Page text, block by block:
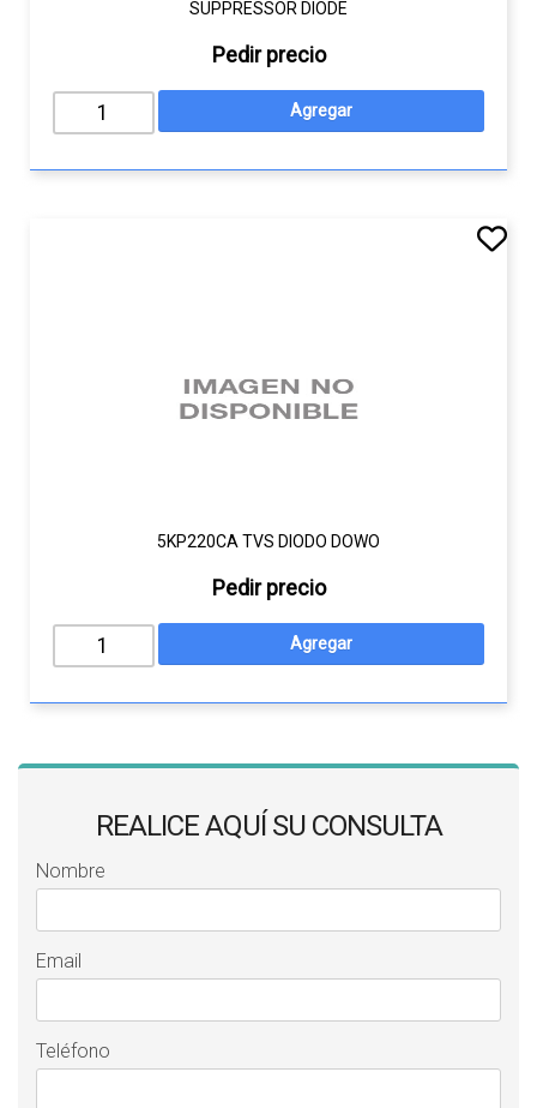
SUPPRESSOR DIODE
Pedir precio
5KP220CA TVS DIODO DOWO
Pedir precio
REALICE AQUÍ SU CONSULTA
Nombre
Email
Teléfono